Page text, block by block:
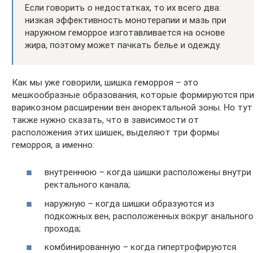
Если говорить о недостатках, то их всего два:
низкая эффективность монотерапии и мазь при
наружном геморрое изготавливается на основе
жира, поэтому может пачкать белье и одежду.
Как мы уже говорили, шишка геморроя – это
мешкообразные образования, которые формируются при
варикозном расширении вен аноректальной зоны. Но тут
также нужно сказать, что в зависимости от
расположения этих шишек, выделяют три формы
геморроя, а именно:
внутреннюю – когда шишки расположены внутри
ректального канала;
наружную – когда шишки образуются из
подкожных вен, расположенных вокруг анального
прохода;
комбинированную – когда гипертрофируются